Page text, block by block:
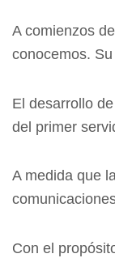
A comienzos
conocemos.
El desarrollo
del primer
A medida que
Con el